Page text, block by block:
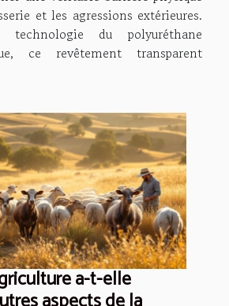
et les agressions extérieures.
du polyuréthane
ce revêtement transparent
a-t-elle